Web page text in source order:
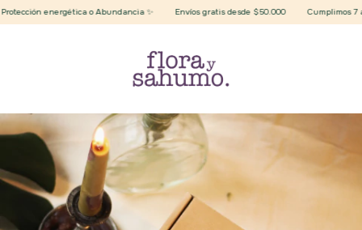
energética o Abundancia ✨ Envíos gratis desde $50.000 Cumplimos 7